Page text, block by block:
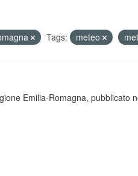
Tags: meteo
Emilia-Romagna, pubblicato